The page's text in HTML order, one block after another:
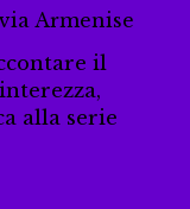
Armenise
il
alla serie